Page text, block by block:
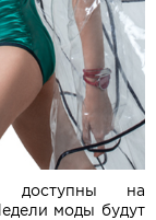
доступны на
моды будут